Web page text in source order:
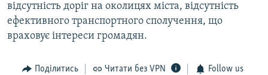
відсутність доріг на околицях міста, відсутність
ефективного транспортного сполучення, що
враховує інтереси громадян.
Поділитись Читати без VPN Follow us